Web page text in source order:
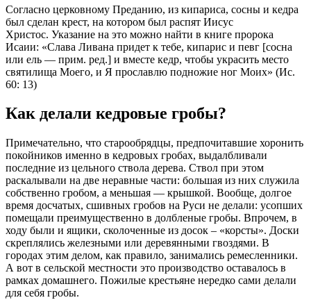
Согласно церковному Преданию, из кипариса, сосны и кедра
был сделан крест, на котором был распят Иисус
Христос. Указание на это можно найти в книге пророка
Исаии: «Слава Ливана придет к тебе, кипарис и певг [сосна
или ель — прим. ред.] и вместе кедр, чтобы украсить место
святилища Моего, и Я прославлю подножие ног Моих» (Ис.
60: 13)
Как делали кедровые гробы?
Примечательно, что старообрядцы, предпочитавшие хоронить
покойников именно в кедровых гробах, выдалбливали
последние из цельного ствола дерева. Ствол при этом
раскалывали на две неравные части: большая из них служила
собственно гробом, а меньшая — крышкой. Вообще, долгое
время досчатых, сшивных гробов на Руси не делали: усопших
помещали преимущественно в долбленые гробы. Впрочем, в
ходу были и ящики, сколоченные из досок – «корсты». Доски
скреплялись железными или деревянными гвоздями. В
городах этим делом, как правило, занимались ремесленники.
А вот в сельской местности это производство оставалось в
рамках домашнего. Пожилые крестьяне нередко сами делали
для себя гробы.